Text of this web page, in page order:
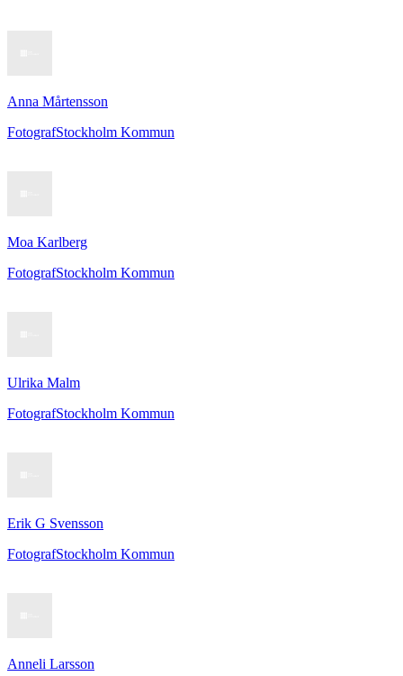
Anna Mårtensson
FotografStockholm Kommun
Moa Karlberg
FotografStockholm Kommun
Ulrika Malm
FotografStockholm Kommun
Erik G Svensson
FotografStockholm Kommun
Anneli Larsson